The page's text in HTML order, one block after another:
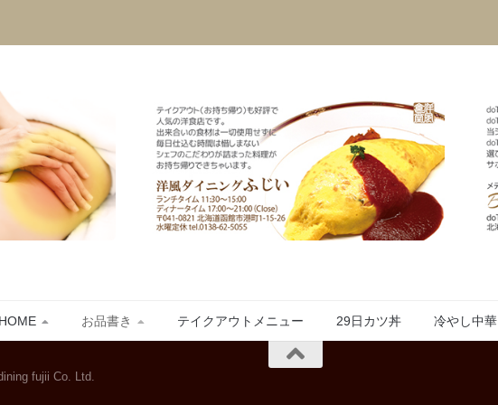
HOME お品書き テイクアウトメニュー 29日カツ丼 冷やし中華
fujii Co. Ltd.